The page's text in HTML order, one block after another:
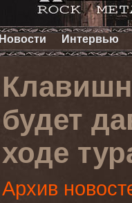
Новости Интервью
будет
ходе
Архив